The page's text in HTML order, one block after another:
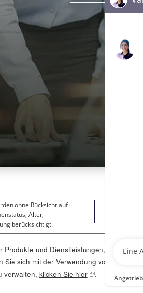
ohne Rücksicht auf
Alter,
berücksichtigt.
und Dienstleistungen, zur
sich mit der Verwendung von Cookies
verwalten, klicken Sie hier(dieser Inhalt
.